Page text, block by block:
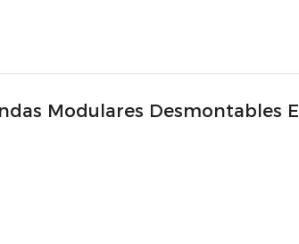
Modulares Desmontables